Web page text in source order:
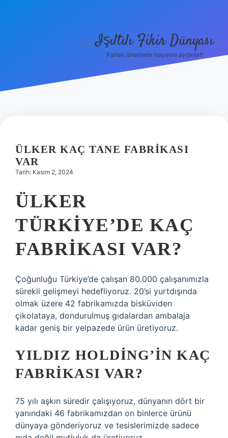
menüyüIşıltılı Fikir Dünyası
Parlak önerilerle hayatını aydınlat!
ÜLKER KAÇ TANE FABRIKASI
VAR
Tarih: Kasım 2, 2024
ÜLKER
TÜRKIYE’DE KAÇ
FABRIKASI VAR?
Çoğunluğu Türkiye’de çalışan 80.000 çalışanımızla
sürekli gelişmeyi hedefliyoruz. 20’si yurtdışında
olmak üzere 42 fabrikamızda bisküviden
çikolataya, dondurulmuş gıdalardan ambalaja
kadar geniş bir yelpazede ürün üretiyoruz.
YILDIZ HOLDING’IN KAÇ
FABRIKASI VAR?
75 yılı aşkın süredir çalışıyoruz, dünyanın dört bir
yanındaki 46 fabrikamızdan on binlerce ürünü
dünyaya gönderiyoruz ve tesislerimizde sadece